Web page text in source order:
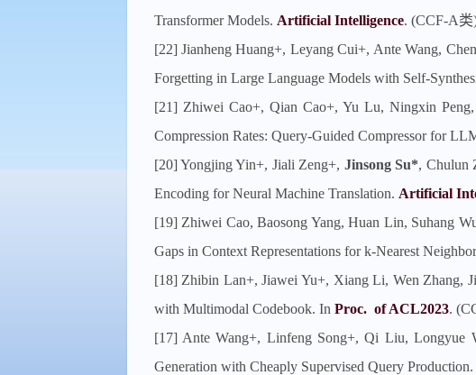
Transformer Models. Artificial Intelligence. (CCF-A类
[22] Jianheng Huang+, Leyang Cui+, Ante Wang,
Forgetting in Large Language Models with Self-
[21] Zhiwei Cao+, Qian Cao+, Yu Lu, Ningxin
Compression Rates: Query-Guided Compressor for
[20] Yongjing Yin+, Jiali Zeng+, Jinsong Su*, Chulun
Encoding for Neural Machine Translation. Artificial
[19] Zhiwei Cao, Baosong Yang, Huan Lin, Suhang
Gaps in Context Representations for k-Nearest
[18] Zhibin Lan+, Jiawei Yu+, Xiang Li, Wen Zhang,
with Multimodal Codebook. In Proc. of ACL2023.
[17] Ante Wang+, Linfeng Song+, Qi Liu, Longyue
Generation with Cheaply Supervised Query Production.